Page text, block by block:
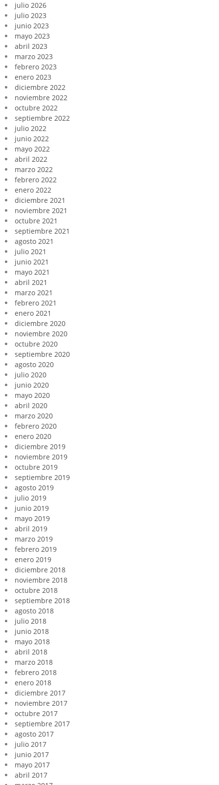
julio 2026
julio 2023
junio 2023
mayo 2023
abril 2023
marzo 2023
febrero 2023
enero 2023
diciembre 2022
noviembre 2022
octubre 2022
septiembre 2022
julio 2022
junio 2022
mayo 2022
abril 2022
marzo 2022
febrero 2022
enero 2022
diciembre 2021
noviembre 2021
octubre 2021
septiembre 2021
agosto 2021
julio 2021
junio 2021
mayo 2021
abril 2021
marzo 2021
febrero 2021
enero 2021
diciembre 2020
noviembre 2020
octubre 2020
septiembre 2020
agosto 2020
julio 2020
junio 2020
mayo 2020
abril 2020
marzo 2020
febrero 2020
enero 2020
diciembre 2019
noviembre 2019
octubre 2019
septiembre 2019
agosto 2019
julio 2019
junio 2019
mayo 2019
abril 2019
marzo 2019
febrero 2019
enero 2019
diciembre 2018
noviembre 2018
octubre 2018
septiembre 2018
agosto 2018
julio 2018
junio 2018
mayo 2018
abril 2018
marzo 2018
febrero 2018
enero 2018
diciembre 2017
noviembre 2017
octubre 2017
septiembre 2017
agosto 2017
julio 2017
junio 2017
mayo 2017
abril 2017